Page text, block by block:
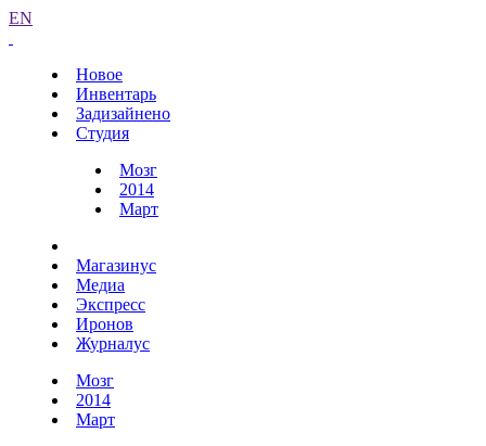
EN
Новое
Инвентарь
Задизайнено
Студия
Мозг
2014
Март
Магазинус
Медиа
Экспресс
Иронов
Журналус
Мозг
2014
Март